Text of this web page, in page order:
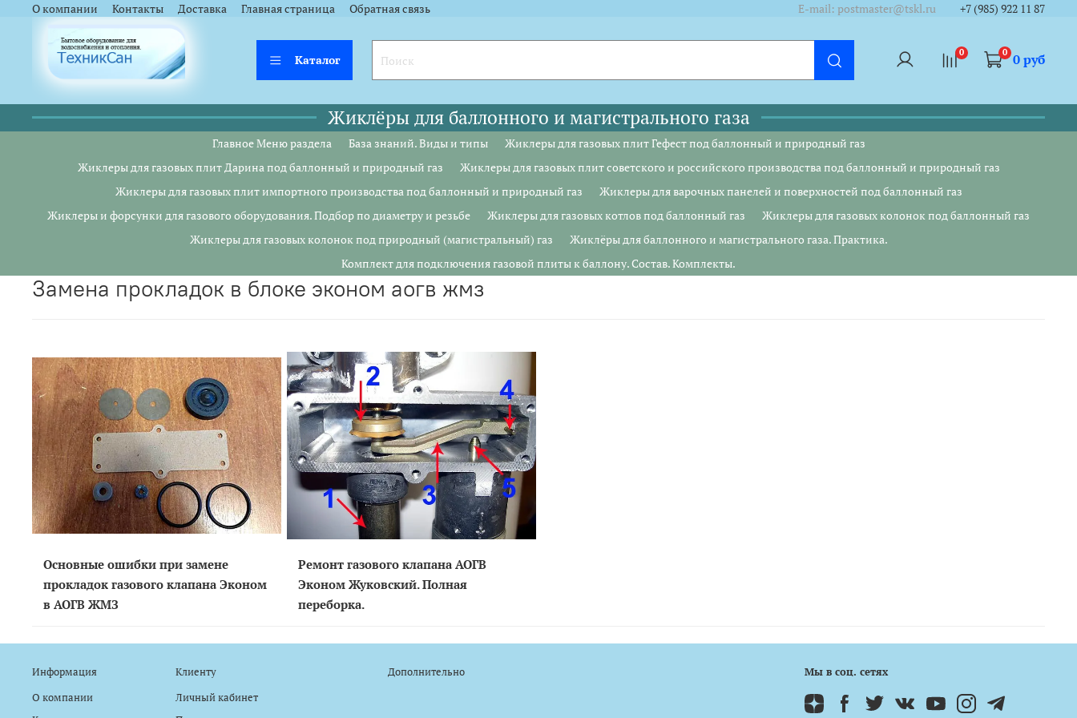
О компании Контакты Доставка Главная страница Обратная связь E-mail: postmaster@tskl.ru +7 (985) 922 11 87
Каталог
0 0 0 руб
Жиклёры для баллонного и магистрального газа
Главное Меню раздела База знаний. Виды и типы
Жиклеры для газовых плит Гефест под баллонный и природный газ
Жиклеры для газовых плит Дарина под баллонный и природный газ
Жиклеры для газовых плит советского и российского производства под баллонный и природный газ
Жиклеры для газовых плит импортного производства под баллонный и природный газ
Жиклеры для варочных панелей и поверхностей под баллонный газ
Жиклеры и форсунки для газового оборудования. Подбор по диаметру и резьбе
Жиклеры для газовых котлов под баллонный газ
Жиклеры для газовых колонок под баллонный газ
Жиклеры для газовых колонок под природный (магистральный) газ
Жиклёры для баллонного и магистрального газа. Практика.
Комплект для подключения газовой плиты к баллону. Состав. Комплекты.
замена прокладок в блоке эконом аогв жмз
Основные ошибки при замене
прокладок газового клапана Эконом
в АОГВ ЖМЗ
Ремонт газового клапана АОГВ
Эконом Жуковский. Полная
переборка.
Информация
О компании
Клиенту
Личный кабинет
Дополнительно Мы в соц. сетях
<a href="https://webmaster.yandex.ru/siteinfo/?site=https://www.tskl.ru"><img width="88" height="31" alt="" border="0" src="https://yandex.ru/cycounter?https://www.tskl.ru&theme=dark&lang=ru"/></a>
<a href="https://webmaster.yandex.ru/siteinfo/?site=https://www.tskl.ru"><img width="88" height="31" alt="" border="0" src="https://yandex.ru/cycounter?https://www.tskl.ru&theme=dark&lang=ru"/></a>